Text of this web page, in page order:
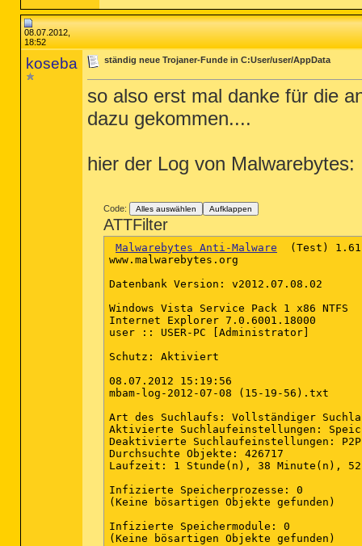
08.07.2012,
18:52
koseba ständig neue Trojaner-Funde in C:User/user/AppData
so also erst mal danke für die
dazu gekommen....
hier der Log von Malwarebytes:
Code: Alles auswählen Aufklappen
ATTFilter
Malwarebytes Anti-Malware
(Test)
www.malwarebytes.org
Datenbank Version: v2012.07.08.02
Windows Vista Service Pack 1 x86 NTFS
Internet Explorer 7.0.6001.18000
user :: USER-PC [Administrator]
Schutz: Aktiviert
08.07.2012 15:19:56
mbam-log-2012-07-08 (15-19-56).txt
Art des Suchlaufs: Vollständiger
Aktivierte Suchlaufeinstellungen:
Deaktivierte Suchlaufeinstellungen: P2P
Durchsuchte Objekte: 426717
Laufzeit: 1 Stunde(n), 38 Minute(n), 52
Infizierte Speicherprozesse: 0
(Keine bösartigen Objekte gefunden)
Infizierte Speichermodule: 0
(Keine bösartigen Objekte gefunden)